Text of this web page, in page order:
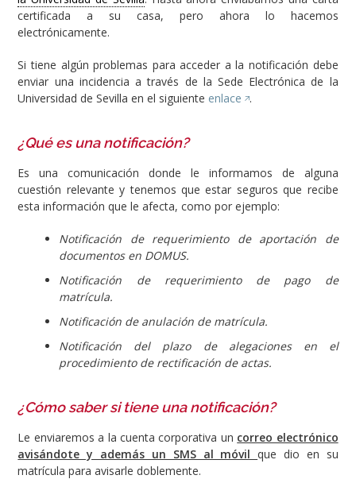
certificada a su casa, pero ahora lo hacemos
electrónicamente.
Si tiene algún problemas para acceder a la notificación debe
enviar una incidencia a través de la Sede Electrónica de la
Universidad de Sevilla en el siguiente enlace .
¿Qué es una notificación?
Es una comunicación donde le informamos de alguna
cuestión relevante y tenemos que estar seguros que recibe
esta información que le afecta, como por ejemplo:
Notificación de requerimiento de aportación de
documentos en DOMUS.
Notificación de requerimiento de pago de
matrícula.
Notificación de anulación de matrícula.
Notificación del plazo de alegaciones en el
procedimiento de rectificación de actas.
¿Cómo saber si tiene una notificación?
Le enviaremos a la cuenta corporativa un correo electrónico
avisándote y además un SMS al móvilque dio en su
matrícula para avisarle doblemente.